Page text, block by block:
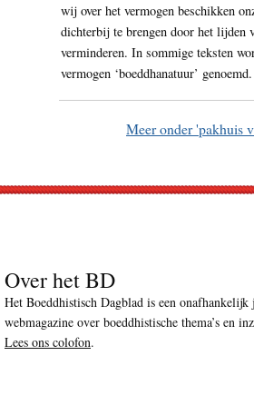
wij over het vermogen beschikken
dichterbij te brengen door het lijden
verminderen. In sommige teksten
vermogen ‘boeddhanatuur’ genoemd.
Meer onder 'pakhuis
Over het BD
Het Boeddhistisch Dagblad is een
webmagazine over boeddhistische thema’s en
Lees ons colofon.